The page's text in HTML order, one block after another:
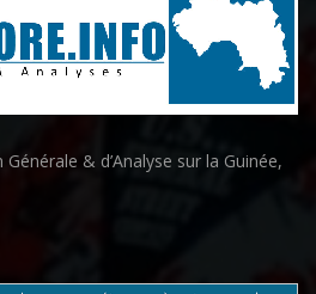
& d’Analyse sur la Guinée,